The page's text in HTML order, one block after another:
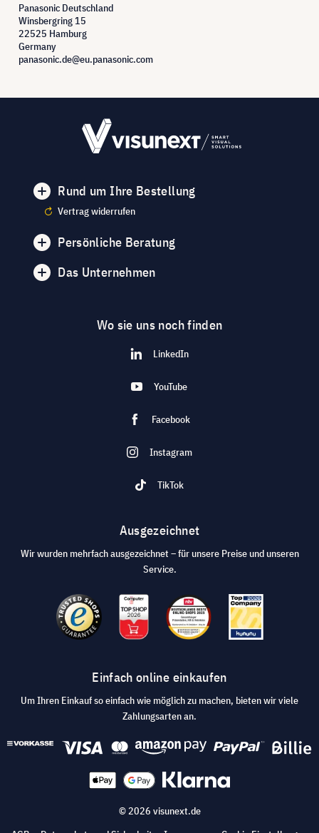
Panasonic Deutschland
Winsbergring 15
22525 Hamburg
Germany
panasonic.de@eu.panasonic.com
Rund um Ihre Bestellung
Vertrag widerrufen
Persönliche Beratung
Das Unternehmen
Wo sie uns noch finden
LinkedIn
YouTube
Facebook
Instagram
TikTok
Ausgezeichnet
Wir wurden mehrfach ausgezeichnet – für unsere Preise und unseren
Service.
Einfach online einkaufen
Um Ihren Einkauf so einfach wie möglich zu machen, bieten wir viele
Zahlungsarten an.
© 2026 visunext.de